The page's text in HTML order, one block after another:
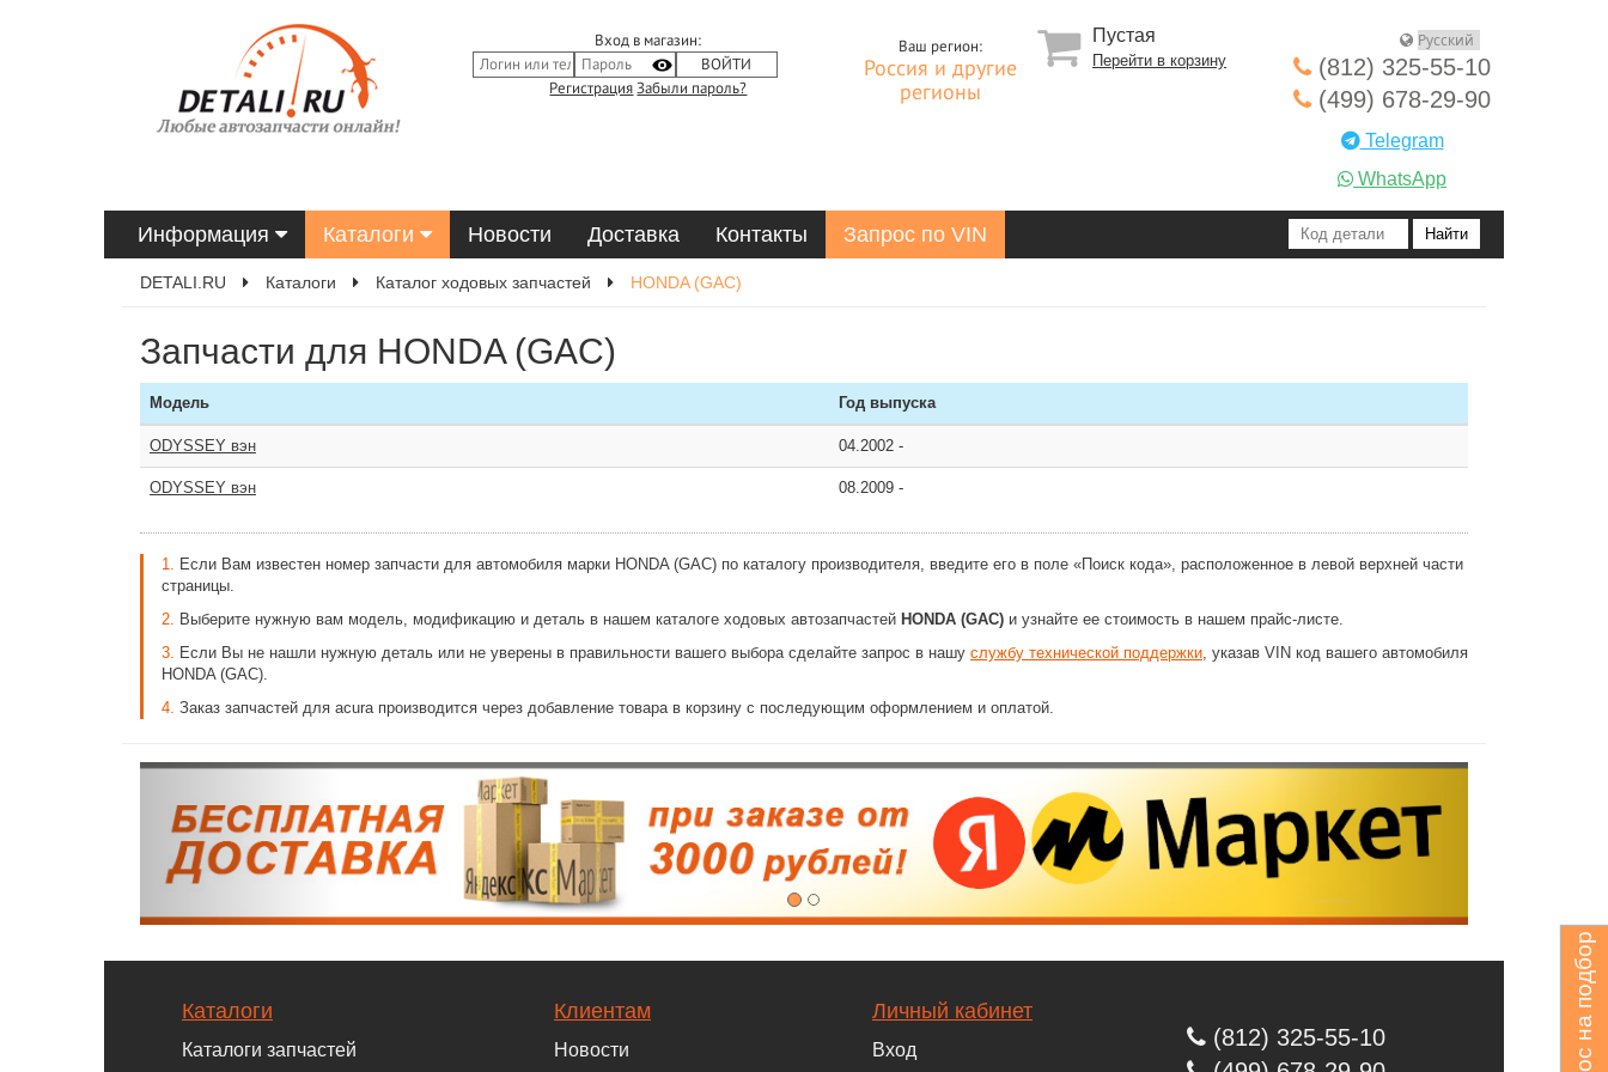
Запрос на подбор
Вход в магазин:
Регистрация Забыли пароль?
Ваш регион:
Россия и другие
регионы
Пустая
Перейти в корзину
(812) 325-55-10
(499) 678-29-90
Telegram
WhatsApp
Информация Каталоги Новости Доставка Контакты Запрос по VIN
DETALI.RU Каталоги Каталог ходовых запчастей HONDA (GAC)
Запчасти для HONDA (GAC)
Модель Год выпуска
ODYSSEY вэн 04.2002 -
ODYSSEY вэн 08.2009 -
1. Если Вам известен номер запчасти для автомобиля марки HONDA (GAC) по каталогу производителя, введите его в поле «Поиск кода», расположенное в левой верхней части
страницы.
2. Выберите нужную вам модель, модификацию и деталь в нашем каталоге ходовых автозапчастей HONDA (GAC) и узнайте ее стоимость в нашем прайс-листе.
3. Если Вы не нашли нужную деталь или не уверены в правильности вашего выбора сделайте запрос в нашу службу технической поддержки, указав VIN код вашего автомобиля
HONDA (GAC).
4. Заказ запчастей для acura производится через добавление товара в корзину с последующим оформлением и оплатой.
Каталоги
Каталоги запчастей
Клиентам
Новости
Личный кабинет
Вход
(812) 325-55-10